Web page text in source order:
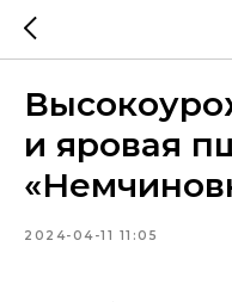
и яровая
2024-04-11 11:05